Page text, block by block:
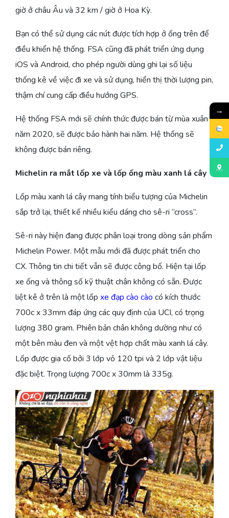
giờ ở châu Âu và 32 km / giờ ở Hoa Kỳ.
Bạn có thể sử dụng các nút được tích hợp ở ống trên để
điều khiển hệ thống. FSA cũng đã phát triển ứng dụng
iOS và Android, cho phép người dùng ghi lại số liệu
thống kê về việc đi xe và sử dụng, hiển thị thời lượng pin,
thậm chí cung cấp điều hướng GPS.
Hệ thống FSA mới sẽ chính thức được bán từ mùa xuân
năm 2020, sẽ được bảo hành hai năm. Hệ thống sẽ
không được bán riêng.
Michelin ra mắt lốp xe và lốp ống màu xanh lá cây
Lốp màu xanh lá cây mang tính biểu tượng của Michelin
sắp trở lại, thiết kế nhiều kiểu dáng cho sê-ri “cross”.
Sê-ri này hiện đang được phân loại trong dòng sản phẩm
Michelin Power. Một mẫu mới đã được phát triển cho
CX. Thông tin chi tiết vẫn sẽ được công bố. Hiện tại lốp
xe ống và thông số kỹ thuật chân không có sẵn. Được
liệt kê ở trên là một lốp xe đạp cào cào có kích thước
700c x 33mm đáp ứng các quy định của UCI, có trọng
lượng 380 gram. Phiên bản chân không dường như có
một bên màu đen và một vệt hợp chất màu xanh lá cây.
Lốp được gia cố bởi 3 lớp vỏ 120 tpi và 2 lớp vật liệu
đặc biệt. Trọng lượng 700c x 30mm là 335g.
→